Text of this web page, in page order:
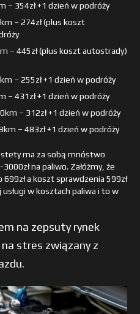
– 354zł +1 dzień w podróży
– 274zł (plus koszt
– 445zł (plus koszt autostrady)
– 255zł +1 dzień w podróży
– 431zł +1 dzień w podróży
– 312zł +1 dzień w podróży
– 483zł +1 dzień w podróży
ma za sobą mnóstwo
na paliwo. Załóżmy, że
a koszt sprawdzenia 599zł
w kosztach paliwa i to w
na zepsuty rynek
stres związany z